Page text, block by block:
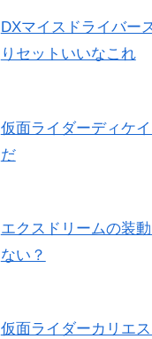
DXマイスドライバー
りセットいいなこれ
仮面ライダーディケ
だ
エクスドリームの装
ない？
仮面ライダーカリエ